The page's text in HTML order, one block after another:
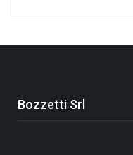
Bozzetti Srl